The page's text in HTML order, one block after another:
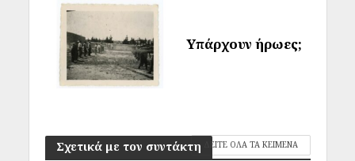
Υπάρχουν ήρωες;
Σχετικά με τον συντάκτη ΔΕΙΤΕ ΟΛΑ ΤΑ ΚΕΙΜΕΝΑ